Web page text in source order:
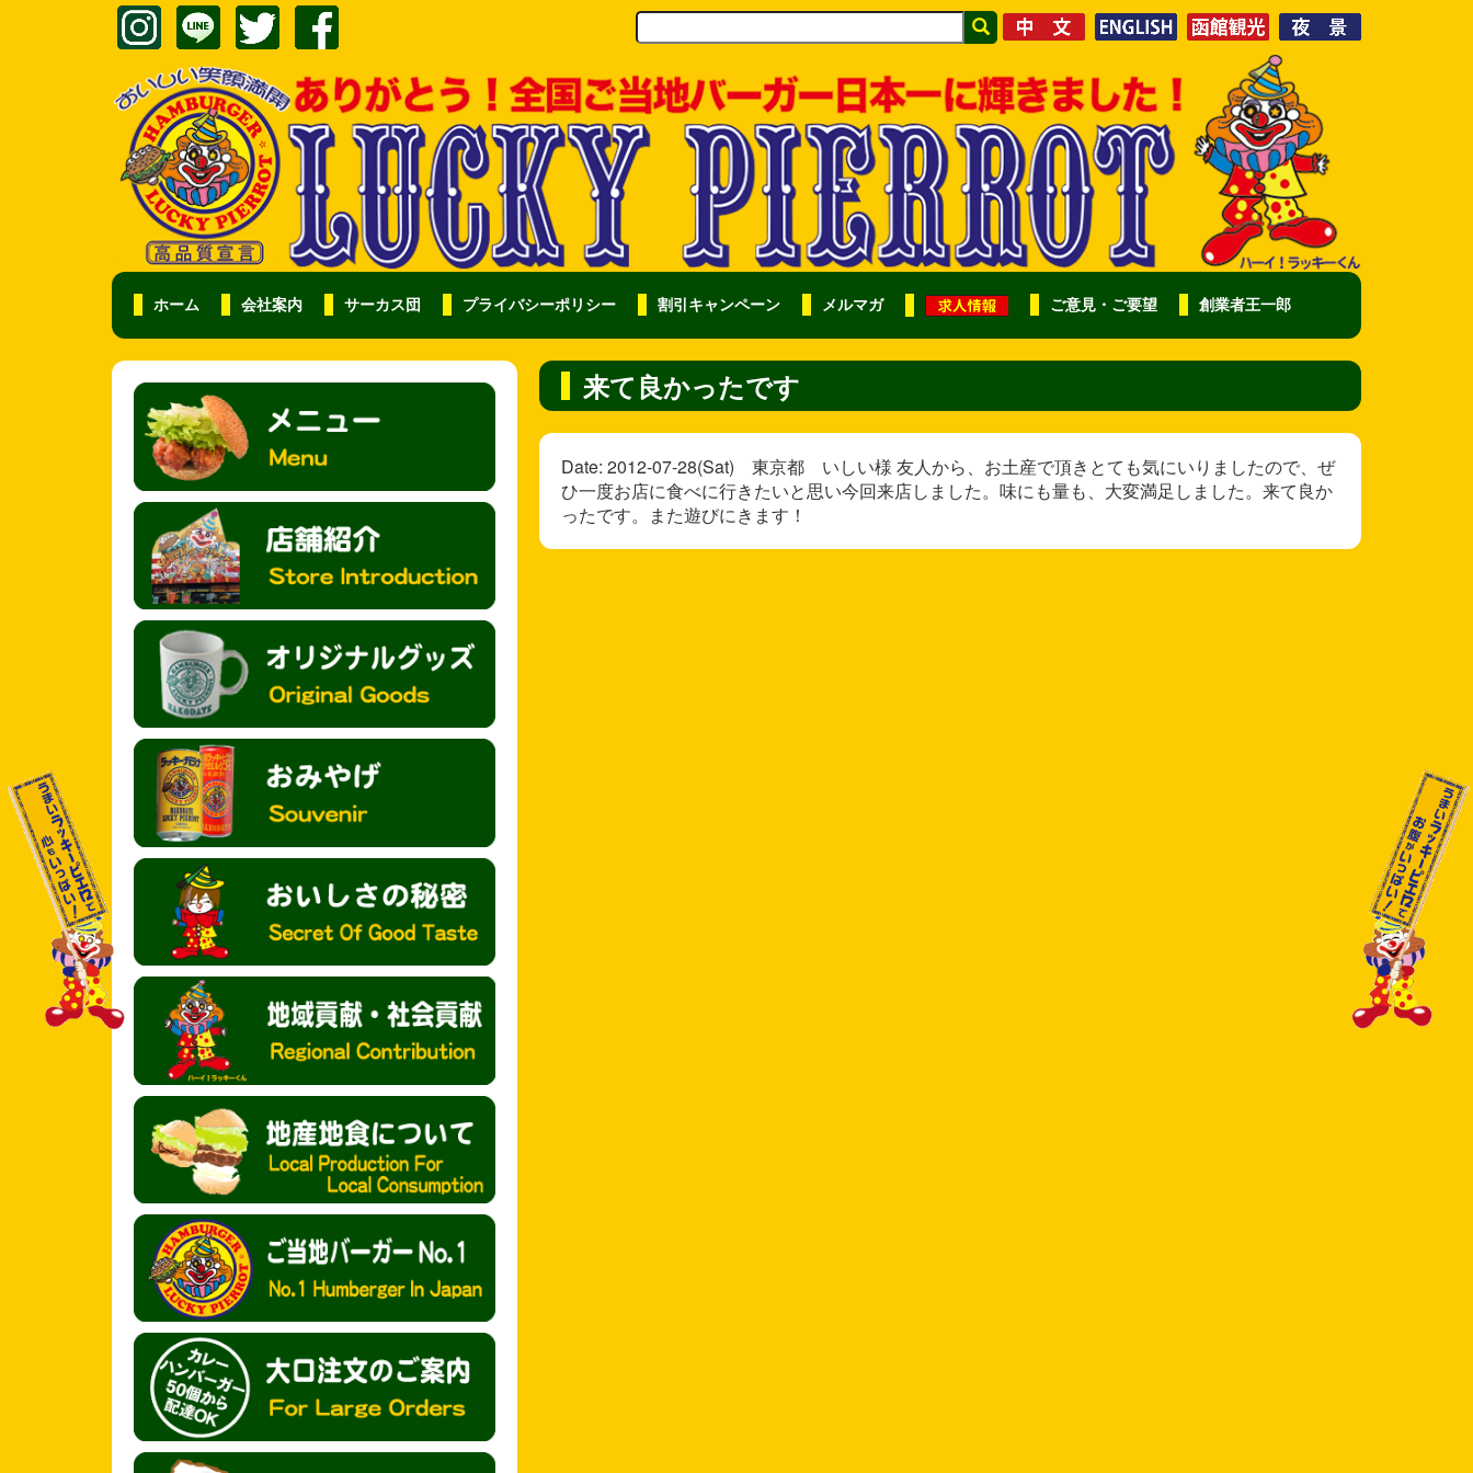
ホーム 会社案内 サーカス団 プライバシーポリシー 割引キャンペーン メルマガ ご意見・ご要望 創業者王一郎
来て良かったです
Date: 2012-07-28(Sat) 東京都 いしい様 友人から、お土産で頂きとても気にいりましたので、ぜ
ひ一度お店に食べに行きたいと思い今回来店しました。味にも量も、大変満足しました。来て良か
ったです。また遊びにきます！